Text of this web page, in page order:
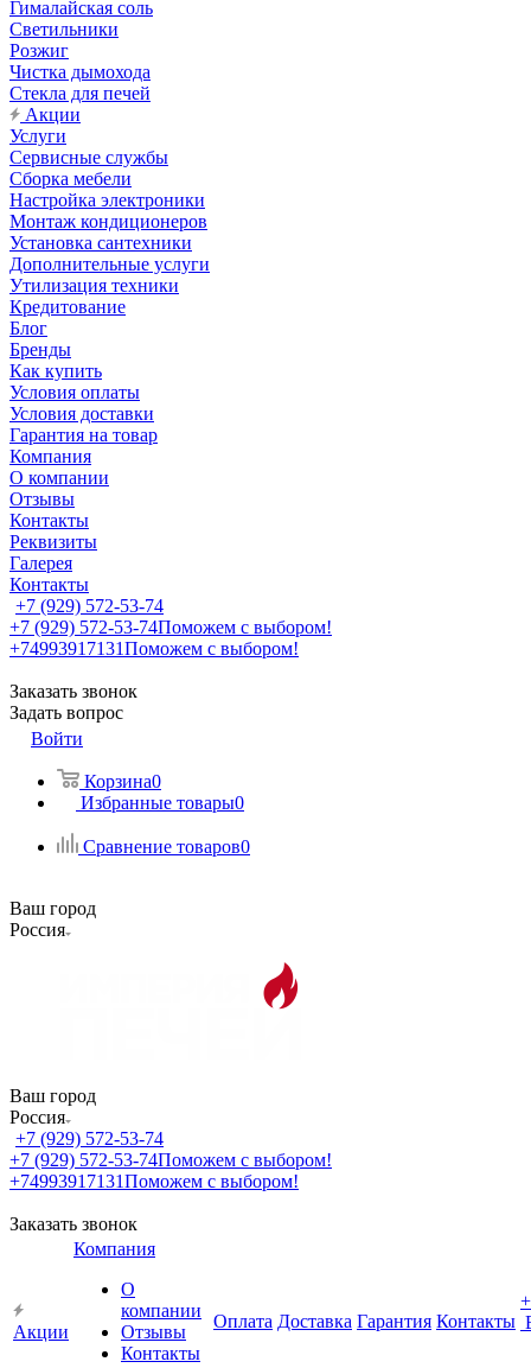
Гималайская соль
Светильники
Розжиг
Чистка дымохода
Стекла для печей
Акции
Услуги
Сервисные службы
Сборка мебели
Настройка электроники
Монтаж кондиционеров
Установка сантехники
Дополнительные услуги
Утилизация техники
Кредитование
Блог
Бренды
Как купить
Условия оплаты
Условия доставки
Гарантия на товар
Компания
О компании
Отзывы
Контакты
Реквизиты
Галерея
Контакты
+7 (929) 572-53-74
+7 (929) 572-53-74Поможем с выбором!
+74993917131Поможем с выбором!
Заказать звонок
Задать вопрос
Войти
Корзина0
Избранные товары0
Сравнение товаров0
Ваш город
Россия
Ваш город
Россия
+7 (929) 572-53-74
+7 (929) 572-53-74Поможем с выбором!
+74993917131Поможем с выбором!
Заказать звонок
Акции
Компания
О
компании
Отзывы
Контакты
Оплата Доставка Гарантия Контакты
+